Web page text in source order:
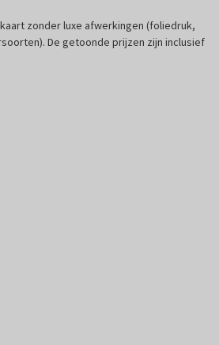
zonder luxe afwerkingen (foliedruk,
De getoonde prijzen zijn inclusief